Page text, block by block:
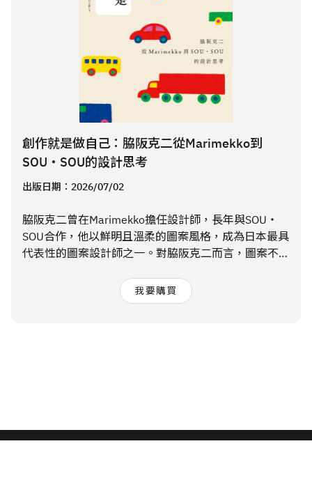
創作就是做自己：脇阪克二從Marimekko到
SOU・SOU的設計思考
出版日期： 2026/07/02
脇阪克二曾在Marimekko擔任設計師，長年與SOU・
SOU合作，他以鮮明且溫柔的圖案風格，成為日本最具
代表性的圖案設計師之一。對脇阪克二而言，圖案不只
變化，到旅行途中遇見的風景與人們，他將那些日常裡
微小卻深刻的感受，轉化成一塊布、一個紋樣、一種陪
我要購買